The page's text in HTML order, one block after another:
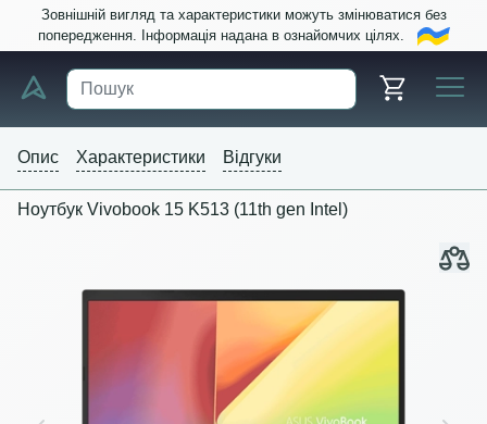
Зовнішній вигляд та характеристики можуть змінюватися без
попередження. Інформація надана в ознайомчих цілях.
Опис Характеристики Відгуки
Ноутбук Vivobook 15 K513 (11th gen Intel)